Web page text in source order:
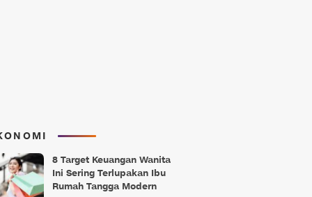
8 Target Keuangan Wanita
Ini Sering Terlupakan Ibu
Rumah Tangga Modern